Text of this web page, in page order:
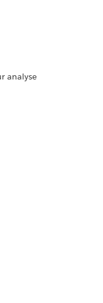
analyse